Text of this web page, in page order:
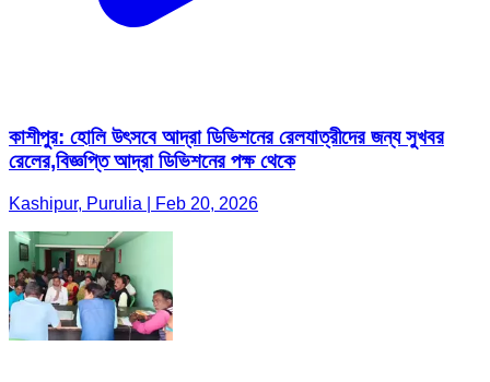
কাশীপুর: হোলি উৎসবে আদ্রা ডিভিশনের রেলযাত্রীদের জন্য সুখবর
রেলের,বিজ্ঞপ্তি আদ্রা ডিভিশনের পক্ষ থেকে
Kashipur, Purulia | Feb 20, 2026